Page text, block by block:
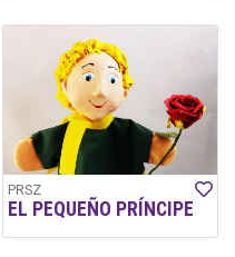
PRSZ
EL PEQUEÑO PRÍNCIPE